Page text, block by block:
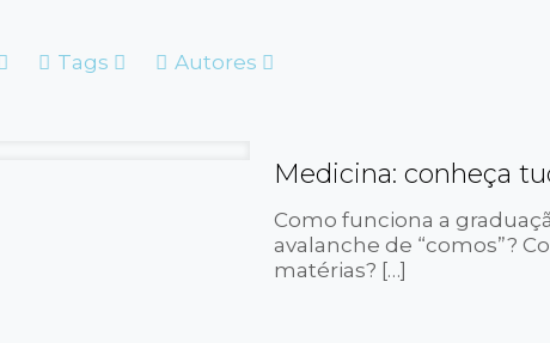
Tags Autores
Medicina: conheça
Como funciona a
avalanche de “comos”?
matérias? […]